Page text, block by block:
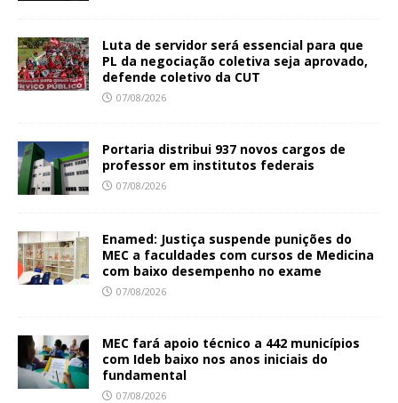
Luta de servidor será essencial para que
PL da negociação coletiva seja aprovado,
defende coletivo da CUT
07/08/2026
Portaria distribui 937 novos cargos de
professor em institutos federais
07/08/2026
Enamed: Justiça suspende punições do
MEC a faculdades com cursos de Medicina
com baixo desempenho no exame
07/08/2026
MEC fará apoio técnico a 442 municípios
com Ideb baixo nos anos iniciais do
fundamental
07/08/2026